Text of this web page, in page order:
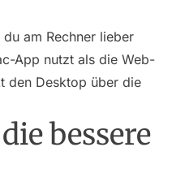
du am Rechner lieber
App nutzt als die Web-
den Desktop über die
bessere